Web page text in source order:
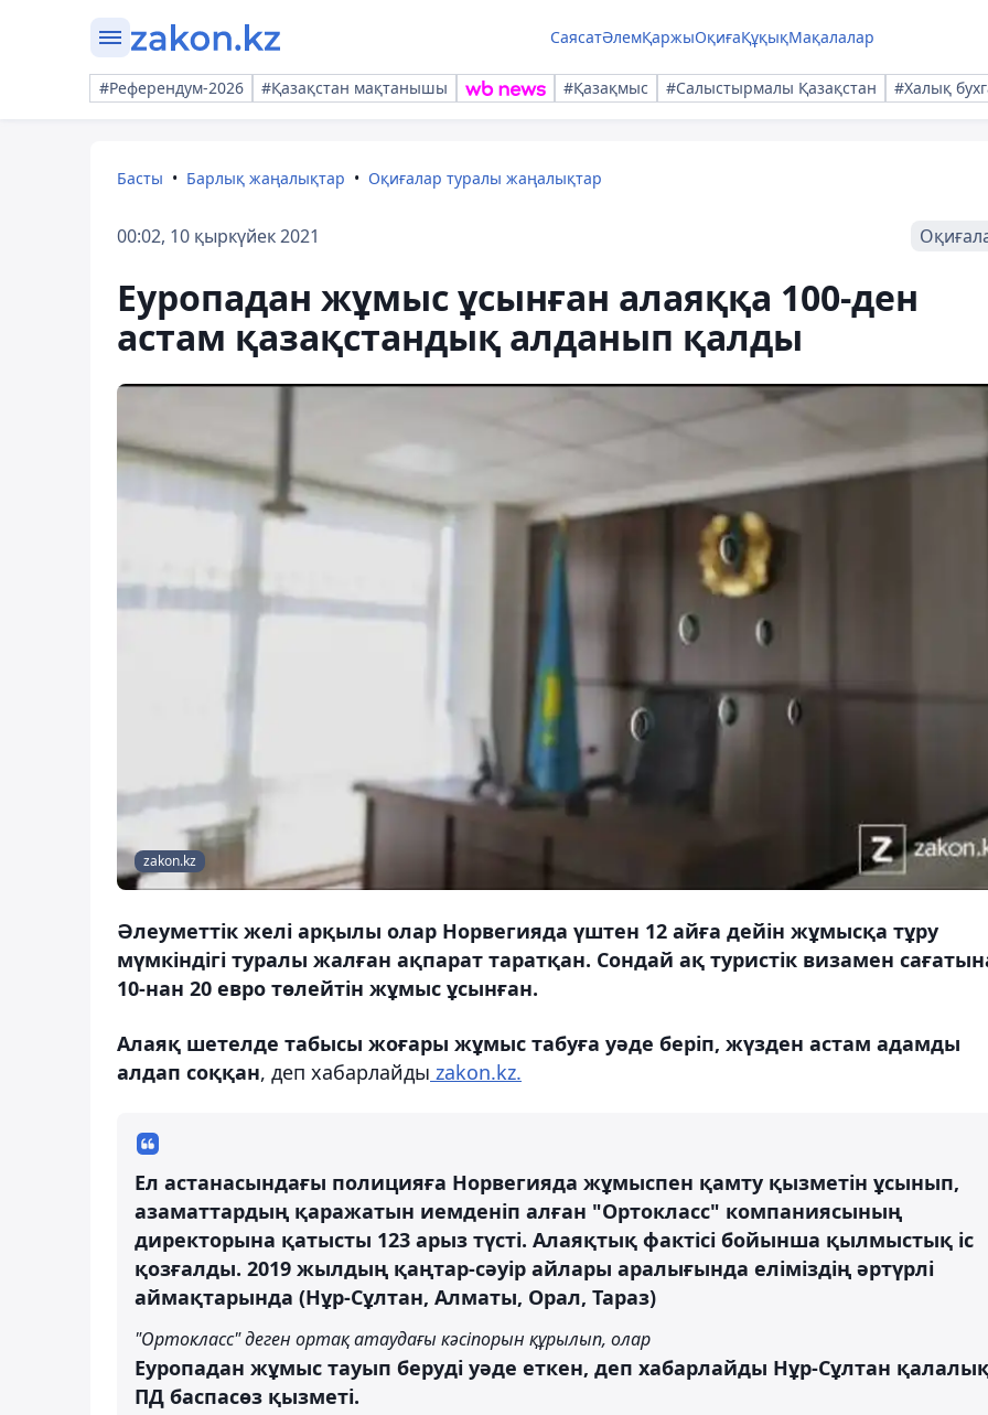
СаясатӘлемҚаржыОқиғаҚұқықМақалалар
#Референдум-2026 #Қазақстан мақтанышы #Қазақмыс #Салыстырмалы Қазақстан #Халық
Басты Барлық жаңалықтар Оқиғалар туралы жаңалықтар
00:02, 10 қыркүйек 2021
Еуропадан жұмыс ұсынған алаяққа 100-ден
астам қазақстандық алданып қалды
zakon.kz
Әлеуметтік желі арқылы олар Норвегияда үштен 12 айға дейін жұмысқа тұру
мүмкіндігі туралы жалған ақпарат таратқан. Сондай ақ туристік визамен
10-нан 20 евро төлейтін жұмыс ұсынған.
Алаяқ шетелде табысы жоғары жұмыс табуға уәде беріп, жүзден астам адамды
алдап соққан, деп хабарлайды zakon.kz.
Ел астанасындағы полицияға Норвегияда жұмыспен қамту қызметін ұсынып,
азаматтардың қаражатын иемденіп алған "Ортокласс" компаниясының
директорына қатысты 123 арыз түсті. Алаяқтық фактісі бойынша қылмыстық іс
қозғалды. 2019 жылдың қаңтар-сәуір айлары аралығында еліміздің әртүрлі
аймақтарында (Нұр-Сұлтан, Алматы, Орал, Тараз)
"Ортокласс" деген ортақ атаудағы кәсіпорын құрылып, олар
Еуропадан жұмыс тауып беруді уәде еткен, деп хабарлайды Нұр-Сұлтан
ПД баспасөз қызметі.